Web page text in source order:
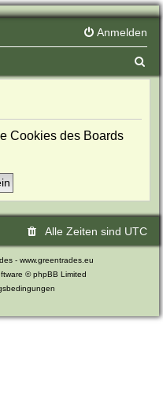
Anmelden
Cookies des Boards
Alle Zeiten sind UTC
- www.greentrades.eu
© phpBB Limited